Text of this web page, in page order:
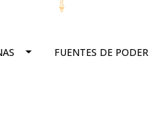
FUENTES DE PODER